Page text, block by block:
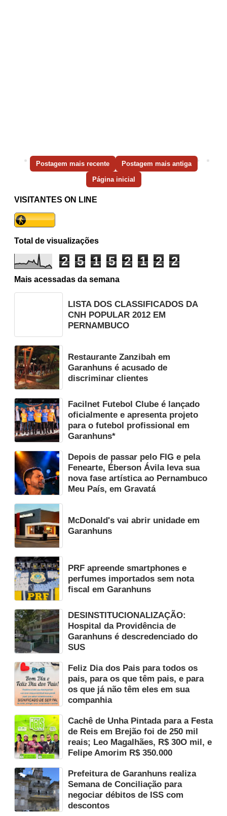
Postagem mais recente Postagem mais antiga
Página inicial
VISITANTES ON LINE
Total de visualizações
2 5 1 5 2 1 2 2
Mais acessadas da semana
LISTA DOS CLASSIFICADOS DA
CNH POPULAR 2012 EM
PERNAMBUCO
Restaurante Zanzibah em
Garanhuns é acusado de
discriminar clientes
Facilnet Futebol Clube é lançado
oficialmente e apresenta projeto
para o futebol profissional em
Garanhuns*
Depois de passar pelo FIG e pela
Fenearte, Éberson Ávila leva sua
nova fase artística ao Pernambuco
Meu País, em Gravatá
McDonald's vai abrir unidade em
Garanhuns
PRF apreende smartphones e
perfumes importados sem nota
fiscal em Garanhuns
DESINSTITUCIONALIZAÇÃO:
Hospital da Providência de
Garanhuns é descredenciado do
SUS
Feliz Dia dos Pais para todos os
pais, para os que têm pais, e para
os que já não têm eles em sua
companhia
Cachê de Unha Pintada para a Festa
de Reis em Brejão foi de 250 mil
reais; Leo Magalhães, R$ 30O mil, e
Felipe Amorim R$ 350.000
Prefeitura de Garanhuns realiza
Semana de Conciliação para
negociar débitos de ISS com
descontos